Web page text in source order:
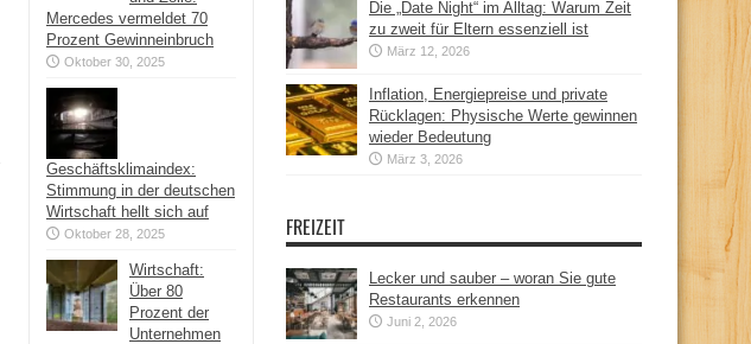
Mercedes vermeldet 70
Prozent Gewinneinbruch
Oktober 30, 2025
Geschäftsklimaindex:
Stimmung in der deutschen
Wirtschaft hellt sich auf
Oktober 28, 2025
Wirtschaft:
Über 80
Prozent der
Unternehmen
Die „Date Night“ im Alltag: Warum Zeit
zu zweit für Eltern essenziell ist
März 12, 2026
Inflation, Energiepreise und private
Rücklagen: Physische Werte gewinnen
wieder Bedeutung
März 3, 2026
FREIZEIT
Lecker und sauber – woran Sie gute
Restaurants erkennen
Juni 2, 2026